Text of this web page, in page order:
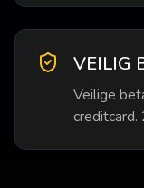
VEILIG
Veilige